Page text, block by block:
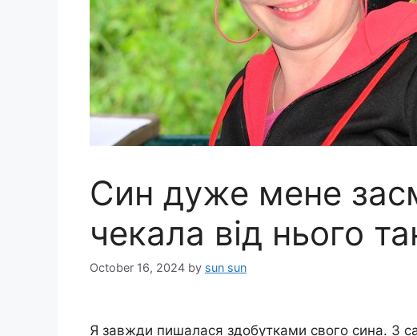
Син дуже мене
чекала від нього
October 16, 2024 by sun sun
Я завжди пишалася здобутками свого сина. З